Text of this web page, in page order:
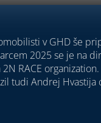
v GHD še
2025 se je na
RACE organization.
tudi Andrej Hvastija